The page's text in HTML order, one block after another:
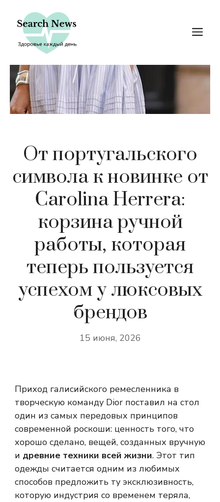
содержимому
От португальского
символа к новинке от
Carolina Herrera:
корзина ручной
работы, которая
теперь пользуется
успехом у люксовых
брендов
15 июня, 2026
Приход галисийского ремесленника в
творческую команду Dior поставил на стол
один из самых передовых принципов
современной роскоши: ценность того, что
хорошо сделано, вещей, созданных вручную
и древние техники всей жизни. Этот тип
одежды считается одним из любимых
способов предложить ту эксклюзивность,
которую индустрия со временем теряла,